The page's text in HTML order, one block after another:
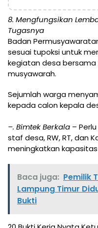
8. Mengfungsikan
Tugasnya
Badan
sesuai tupoksi untuk
kegiatan desa bersama
musyawarah.
Sejumlah warga
kepada calon kepala
–. Bimtek Berkala –
staf desa, RW, RT, dan
meningkatkan
Baca juga: Pemilik
Lampung Timur
Bukti